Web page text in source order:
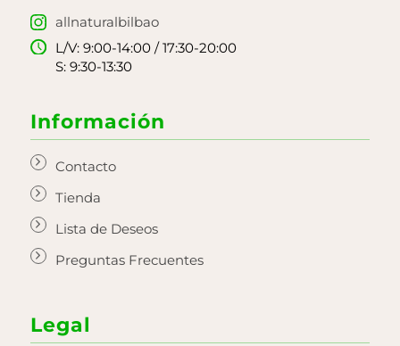
allnaturalbilbao
L/V: 9:00-14:00 / 17:30-20:00
S: 9:30-13:30
Información
Contacto
Tienda
Lista de Deseos
Preguntas Frecuentes
Legal